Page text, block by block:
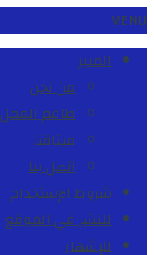
MENU
المنبر
من نحن
طاقم العمل
ميثاقنا
اتصل بنا
شروط الإستخدام
للنشر في الموقع
للإشهار